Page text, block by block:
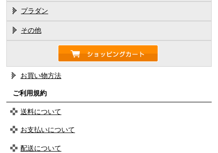
プラダン
その他
お買い物方法
ご利用規約
送料について
お支払いについて
配送について